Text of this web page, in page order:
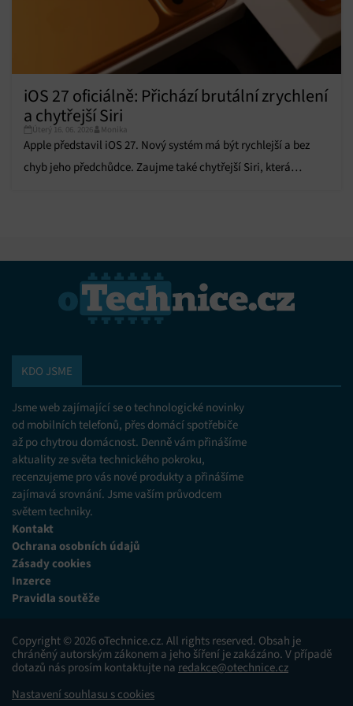
iOS 27 oficiálně: Přichází brutální zrychlení
a chytřejší Siri
Úterý 16. 06. 2026 Monika
Apple představil iOS 27. Nový systém má být rychlejší a bez
chyb jeho předchůdce. Zaujme také chytřejší Siri, která
KDO JSME
Jsme web zajímající se o technologické novinky
od mobilních telefonů, přes domácí spotřebiče
až po chytrou domácnost. Denně vám přinášíme
aktuality ze světa technického pokroku,
recenzujeme pro vás nové produkty a přinášíme
zajímavá srovnání. Jsme vaším průvodcem
světem techniky.
Kontakt
Ochrana osobních údajů
Zásady cookies
Inzerce
Pravidla soutěže
Copyright © 2026 oTechnice.cz. All rights reserved. Obsah je
chráněný autorským zákonem a jeho šíření je zakázáno. V případě
dotazů nás prosím kontaktujte na redakce@otechnice.cz
Nastavení souhlasu s cookies